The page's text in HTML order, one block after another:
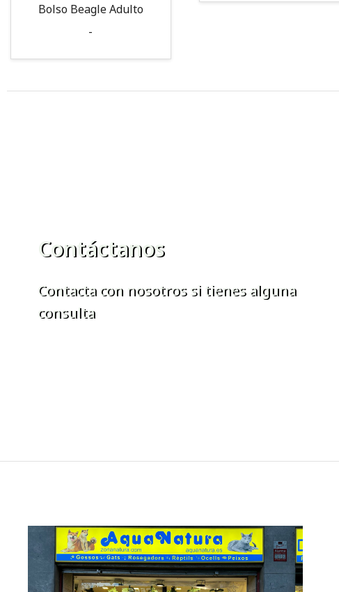
Bolso Beagle Adulto
-
Contáctanos
Contacta con nosotros si tienes alguna
consulta